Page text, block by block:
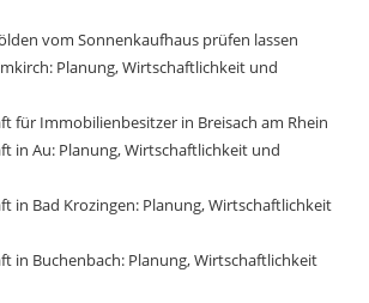
vom Sonnenkaufhaus prüfen lassen
Planung, Wirtschaftlichkeit und
für Immobilienbesitzer in Breisach am Rhein
in Au: Planung, Wirtschaftlichkeit und
in Bad Krozingen: Planung, Wirtschaftlichkeit
in Buchenbach: Planung, Wirtschaftlichkeit